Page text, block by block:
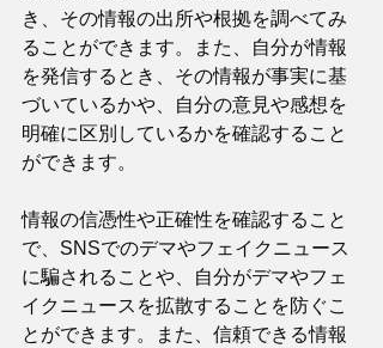
き、その情報の出所や根拠を調べてみ
ることができます。また、自分が情報
を発信するとき、その情報が事実に基
づいているかや、自分の意見や感想を
明確に区別しているかを確認すること
ができます。
情報の信憑性や正確性を確認すること
で、SNSでのデマやフェイクニュース
に騙されることや、自分がデマやフェ
イクニュースを拡散することを防ぐこ
とができます。また、信頼できる情報